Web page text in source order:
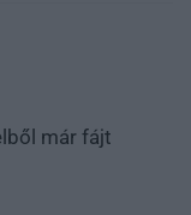
már fájt